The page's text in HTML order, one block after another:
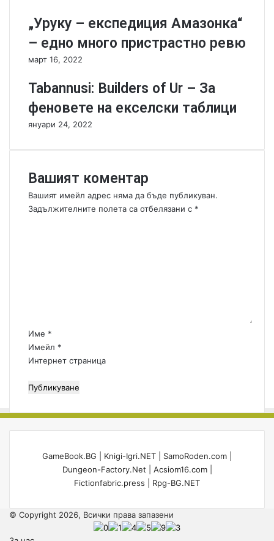
К
о
ж
а
о
с
р
е
„Уруку – експедиция Амазонка“
– едно много пристрастно ревю
март 16, 2022
Tabannusi: Builders of Ur – За
феновете на екселски таблици
януари 24, 2022
Вашият коментар
Вашият имейл адрес няма да бъде публикуван.
Задължителните полета са отбелязани с *
:
*
Име *
Имейл *
Интернет страница
GameBook.BG Knigi-Igri.NET SamoRoden.com
Dungeon-Factory.Net
Acsiom16.com|
Fictionfabric.press
Rpg-BG.NET
© Copyright 2026, Всички права запазени